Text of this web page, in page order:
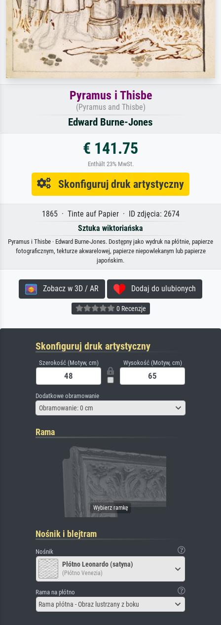
Pyramus i Thisbe
(Pyramus and Thisbe)
Edward Burne-Jones
€ 141.75
Enthält 23% MwSt.
Skonfiguruj druk artystyczny
1865 · Tinte auf Papier · ID zdjęcia: 2674
Sztuka wiktoriańska
Pyramus i Thisbe · Edward Burne-Jones. Dostępny jako wydruk na płótnie, papierze
fotograficznym, tekturze akwarelowej, papierze niepowlekanym lub papierze
japońskim.
Zobacz w 3D / AR Dodaj do ulubionych
0 Recenzje
Skonfiguruj druk artystyczny
Szerokość (Motyw, cm) Wysokość (Motyw, cm)
Dodatkowe obramowanie
Obramowanie: 0 cm
Rama
Nośnik i blejtram
Nośnik
Płótno Leonardo (satyna)
(Płótno Venezia)
Rama na płótno
Rama płótna - Obraz lustrzany z boku